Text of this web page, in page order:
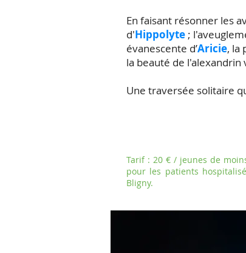
En faisant résonner les
d'Hippolyte ;
évanescente d’Aricie, la
la beauté de
Une traversée solitaire
Tarif : 20 € / jeunes de
pour les patients
Bligny.